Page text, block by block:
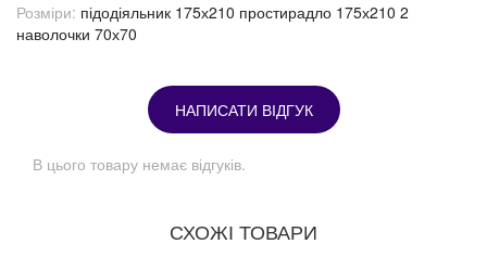
Розміри: підодіяльник 175х210 простирадло 175х210 2
наволочки 70х70
НАПИСАТИ ВІДГУК
В цього товару немає відгуків.
СХОЖІ ТОВАРИ